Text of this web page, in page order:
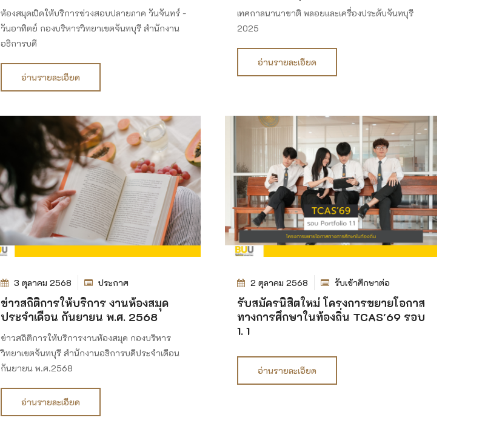
ห้องสมุดเปิดให้บริการช่วงสอบปลายภาค วันจันทร์ -
วันอาทิตย์ กองบริหารวิทยาเขตจันทบุรี สำนักงาน
อธิการบดี
อ่านรายละเอียด
เทศกาลนานาชาติ พลอยและเครื่องประดับจันทบุรี
2025
อ่านรายละเอียด
3 ตุลาคม 2568 ประกาศ
ข่าวสถิติการให้บริการ งานห้องสมุด
ประจำเดือน กันยายน พ.ศ. 2568
ข่าวสถิติการให้บริการงานห้องสมุด กองบริหาร
วิทยาเขตจันทบุรี สำนักงานอธิการบดีประจำเดือน
กันยายน พ.ศ.2568
อ่านรายละเอียด
2 ตุลาคม 2568 รับเข้าศึกษาต่อ
รับสมัครนิสิตใหม่ โครงการขยายโอกาส
ทางการศึกษาในท้องถิ่น TCAS'69 รอบ
1. 1
อ่านรายละเอียด